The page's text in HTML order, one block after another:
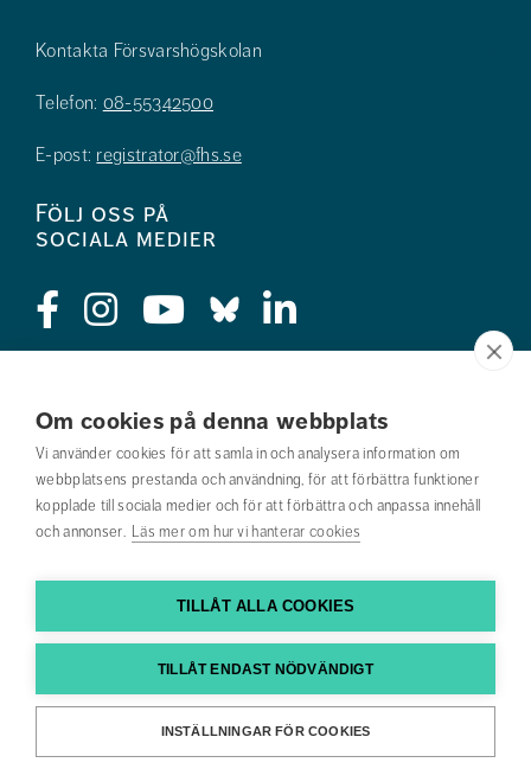
Om cookies på denna webbplats
Vi använder cookies för att samla in och analysera information om
webbplatsens prestanda och användning, för att förbättra funktioner
kopplade till sociala medier och för att förbättra och anpassa innehåll
och annonser. Läs mer om hur vi hanterar cookies
TILLÅT ALLA COOKIES
TILLÅT ENDAST NÖDVÄNDIGT
INSTÄLLNINGAR FÖR COOKIES
Kontakta Försvarshögskolan
Telefon: 08-55342500
E-post: registrator@fhs.se
Följ oss på
sociala medier
Jobba hos oss
Nyhetsbrev
Om webbplatsen
Hitta till oss
Hitta din utbildning